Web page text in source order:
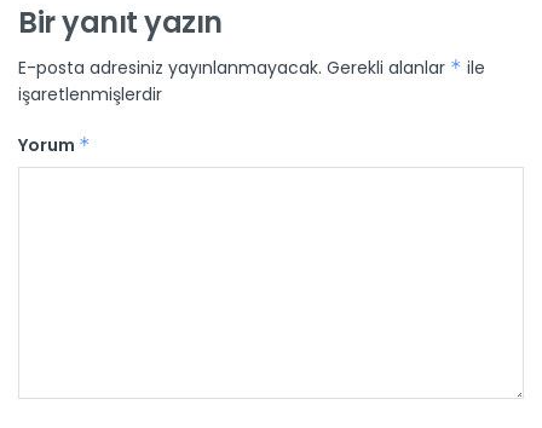
Bir yanıt yazın
E-posta adresiniz yayınlanmayacak. Gerekli alanlar * ile
işaretlenmişlerdir
Yorum *